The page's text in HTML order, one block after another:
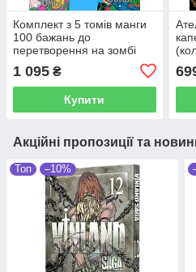
Комплект з 5 томів манги
100 бажань до
перетворення на зомбі
1 095 ₴
Купити
Акційні пропозиції та
Топ –10%